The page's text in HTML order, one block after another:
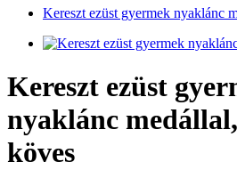
Kereszt ezüst gyermek nyaklánc
Kereszt ezüst
nyaklánc
köves